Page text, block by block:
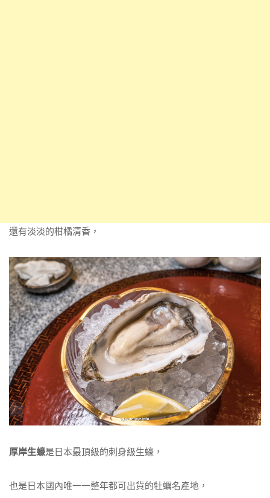
還有淡淡的柑橘清香，
厚岸生蠔是日本最頂級的刺身級生蠔，
也是日本國內唯一一整年都可出貨的牡蠣名產地，